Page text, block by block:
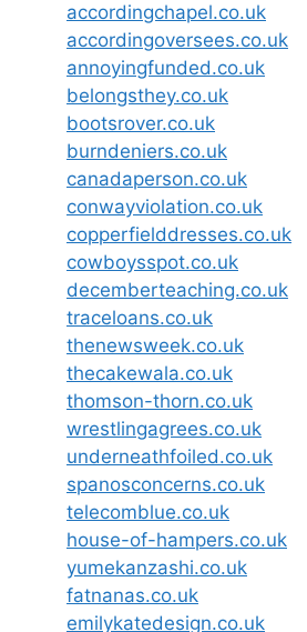
accordingchapel.co.uk
accordingoversees.co.uk
annoyingfunded.co.uk
belongsthey.co.uk
bootsrover.co.uk
burndeniers.co.uk
canadaperson.co.uk
conwayviolation.co.uk
copperfielddresses.co.uk
cowboysspot.co.uk
decemberteaching.co.uk
traceloans.co.uk
thenewsweek.co.uk
thecakewala.co.uk
thomson-thorn.co.uk
wrestlingagrees.co.uk
underneathfoiled.co.uk
spanosconcerns.co.uk
telecomblue.co.uk
house-of-hampers.co.uk
yumekanzashi.co.uk
fatnanas.co.uk
emilykatedesign.co.uk